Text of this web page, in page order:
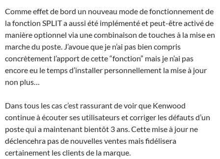
Comme effet de bord un nouveau mode de fonctionnement de
la fonction SPLIT a aussi été implémenté et peut-être activé de
manière optionnel via une combinaison de touches à la mise en
marche du poste. J’avoue que je n’ai pas bien compris
concrètement l’apport de cette “fonction” mais je n’ai pas
encore eu le temps d’installer personnellement la mise à jour
non plus…
Dans tous les cas c’est rassurant de voir que Kenwood
continue à écouter ses utilisateurs et corriger les défauts d’un
poste qui a maintenant bientôt 3 ans. Cette mise à jour ne
déclencehra pas de nouvelles ventes mais fidélisera
certainement les clients de la marque.